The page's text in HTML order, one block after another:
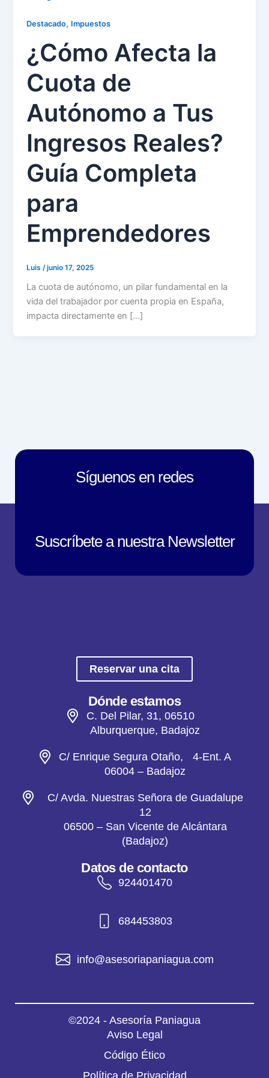
Destacado, Impuestos
¿Cómo Afecta la
Cuota de
Autónomo a Tus
Ingresos Reales?
Guía Completa
para
Emprendedores
Luis /junio 17, 2025
La cuota de autónomo, un pilar fundamental en la
vida del trabajador por cuenta propia en España,
impacta directamente en […]
Síguenos en redes
Suscríbete a nuestra Newsletter
Reservar una cita
Dónde estamos
C. Del Pilar, 31, 06510
Alburquerque, Badajoz
C/ Enrique Segura Otaño, 4-Ent. A
06004 – Badajoz
C/ Avda. Nuestras Señora de Guadalupe
12
06500 – San Vicente de Alcántara
(Badajoz)
Datos de contacto
924401470
684453803
info@asesoriapaniagua.com
©2024 - Asesoría Paniagua
Aviso Legal
Código Ético
Política de Privacidad